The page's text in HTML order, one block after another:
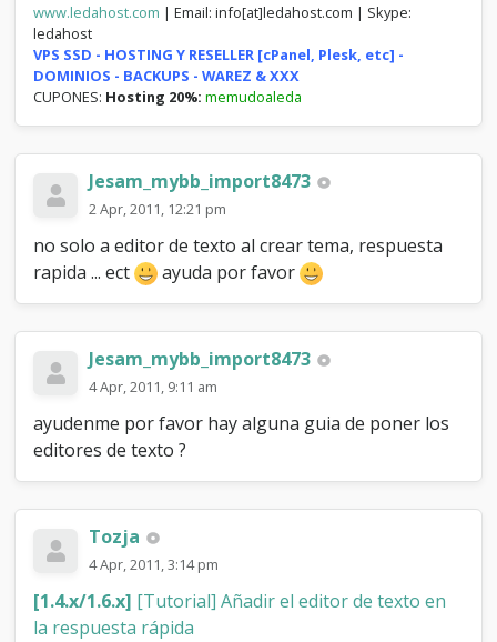
www.ledahost.com | Email: info[at]ledahost.com | Skype:
ledahost
VPS SSD - HOSTING Y RESELLER [cPanel, Plesk, etc] -
DOMINIOS - BACKUPS - WAREZ & XXX
CUPONES: Hosting 20%: memudoaleda
Jesam_mybb_import8473
2 Apr, 2011, 12:21 pm
no solo a editor de texto al crear tema, respuesta
rapida ... ect
ayuda por favor
Jesam_mybb_import8473
4 Apr, 2011, 9:11 am
ayudenme por favor hay alguna guia de poner los
editores de texto ?
Tozja
4 Apr, 2011, 3:14 pm
[1.4.x/1.6.x] [Tutorial] Añadir el editor de texto en
la respuesta rápida